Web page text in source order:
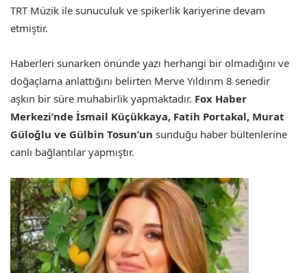
TRT Müzik ile sunuculuk ve spikerlik kariyerine devam
etmiştir.
Haberleri sunarken önünde yazı herhangi bir olmadığını ve
doğaçlama anlattığını belirten Merve Yıldırım 8 senedir
aşkın bir süre muhabirlik yapmaktadır. Fox Haber
Merkezi’nde İsmail Küçükkaya, Fatih Portakal, Murat
Güloğlu ve Gülbin Tosun’un sunduğu haber bültenlerine
canlı bağlantılar yapmıştır.